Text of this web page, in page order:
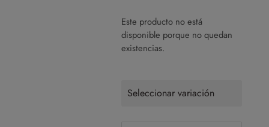
Este producto no está
disponible porque no quedan
existencias.
Seleccionar variación